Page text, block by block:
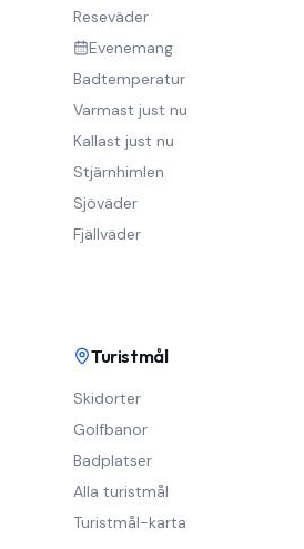
Reseväder
Evenemang
Badtemperatur
Varmast just nu
Kallast just nu
Stjärnhimlen
Sjöväder
Fjällväder
Turistmål
Skidorter
Golfbanor
Badplatser
Alla turistmål
Turistmål-karta